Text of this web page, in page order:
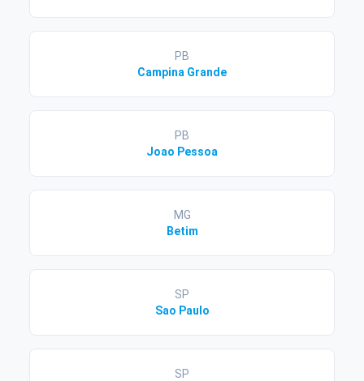
PB
Campina Grande
PB
Joao Pessoa
MG
Betim
SP
Sao Paulo
SP